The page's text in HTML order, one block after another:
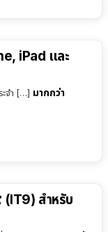
iPad และ
ะจำ […] มากกว่า
สำหรับ